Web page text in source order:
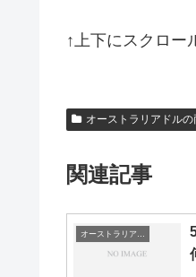
↑上下にスクロー
オーストラリアドル
関連記事